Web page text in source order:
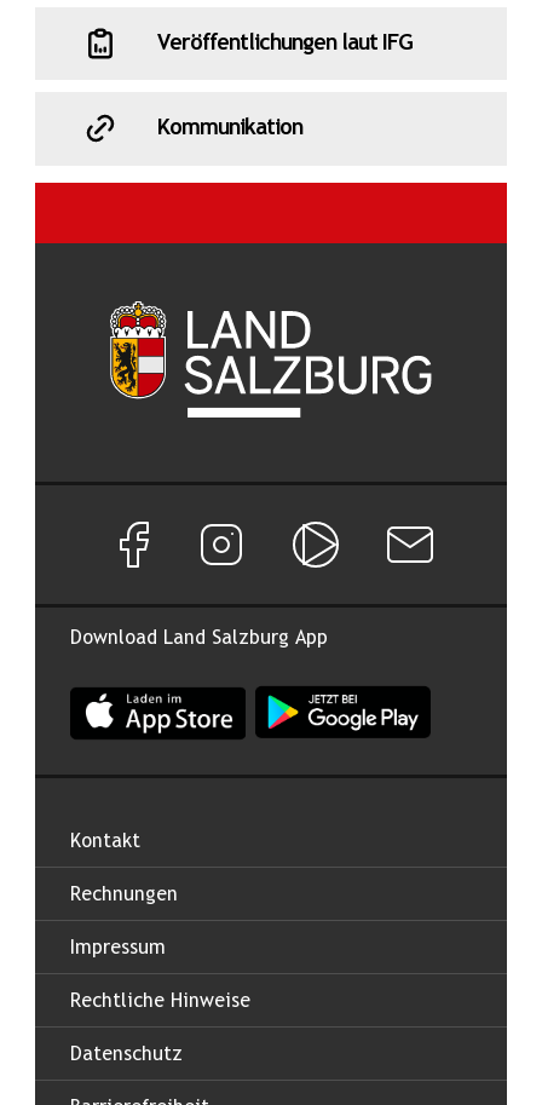
Veröffentlichungen laut IFG
Kommunikation
Download Land Salzburg App
App Land Salzburg im Apple App Store
App Land Salzburg im
Facebook Seite von Land Salzburg
Instagram Seite von Land Salzburg
Salzburg ONNewsletter
Kontakt
Rechnungen
Impressum
Rechtliche Hinweise
Datenschutz